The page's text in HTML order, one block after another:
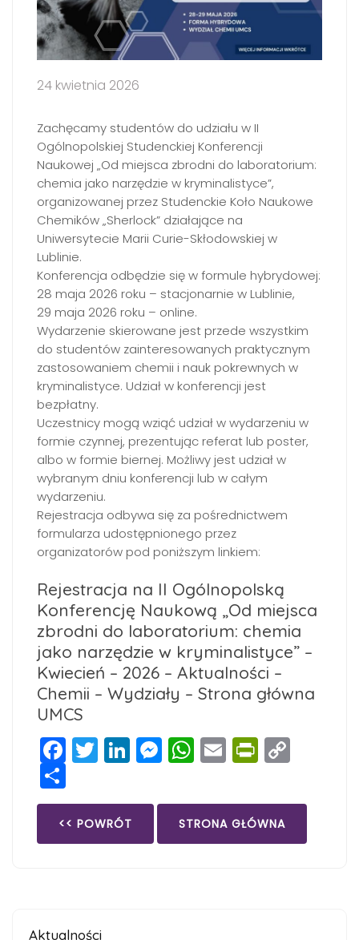
24 kwietnia 2026
Zachęcamy studentów do udziału w II
Ogólnopolskiej Studenckiej Konferencji
Naukowej „Od miejsca zbrodni do laboratorium:
chemia jako narzędzie w kryminalistyce”,
organizowanej przez Studenckie Koło Naukowe
Chemików „Sherlock” działające na
Uniwersytecie Marii Curie-Skłodowskiej w
Lublinie.
Konferencja odbędzie się w formule hybrydowej:
28 maja 2026 roku – stacjonarnie w Lublinie,
29 maja 2026 roku – online.
Wydarzenie skierowane jest przede wszystkim
do studentów zainteresowanych praktycznym
zastosowaniem chemii i nauk pokrewnych w
kryminalistyce. Udział w konferencji jest
bezpłatny.
Uczestnicy mogą wziąć udział w wydarzeniu w
formie czynnej, prezentując referat lub poster,
albo w formie biernej. Możliwy jest udział w
wybranym dniu konferencji lub w całym
wydarzeniu.
Rejestracja odbywa się za pośrednictwem
formularza udostępnionego przez
organizatorów pod poniższym linkiem:
Rejestracja na II Ogólnopolską
Konferencję Naukową „Od miejsca
zbrodni do laboratorium: chemia
jako narzędzie w kryminalistyce” –
Kwiecień – 2026 – Aktualności –
Chemii – Wydziały – Strona główna
UMCS
Facebook
Twitter
LinkedIn
Messenger
WhatsApp
Email
<< POWRÓT STRONA GŁÓWNA
Aktualności